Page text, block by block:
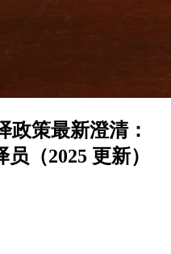
政策最新澄清：
（2025 更新）